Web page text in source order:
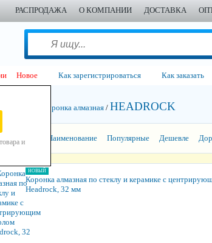
РАСПРОДАЖА О КОМПАНИИ ДОСТАВКА
и
Новое Как зарегистрироваться Как заказать
Коронка алмазная / HEADROCK
Наименование Популярные Дешевле
НОВЫЙ
Коронка алмазная по стеклу и керамике с
Headrock, 32 мм